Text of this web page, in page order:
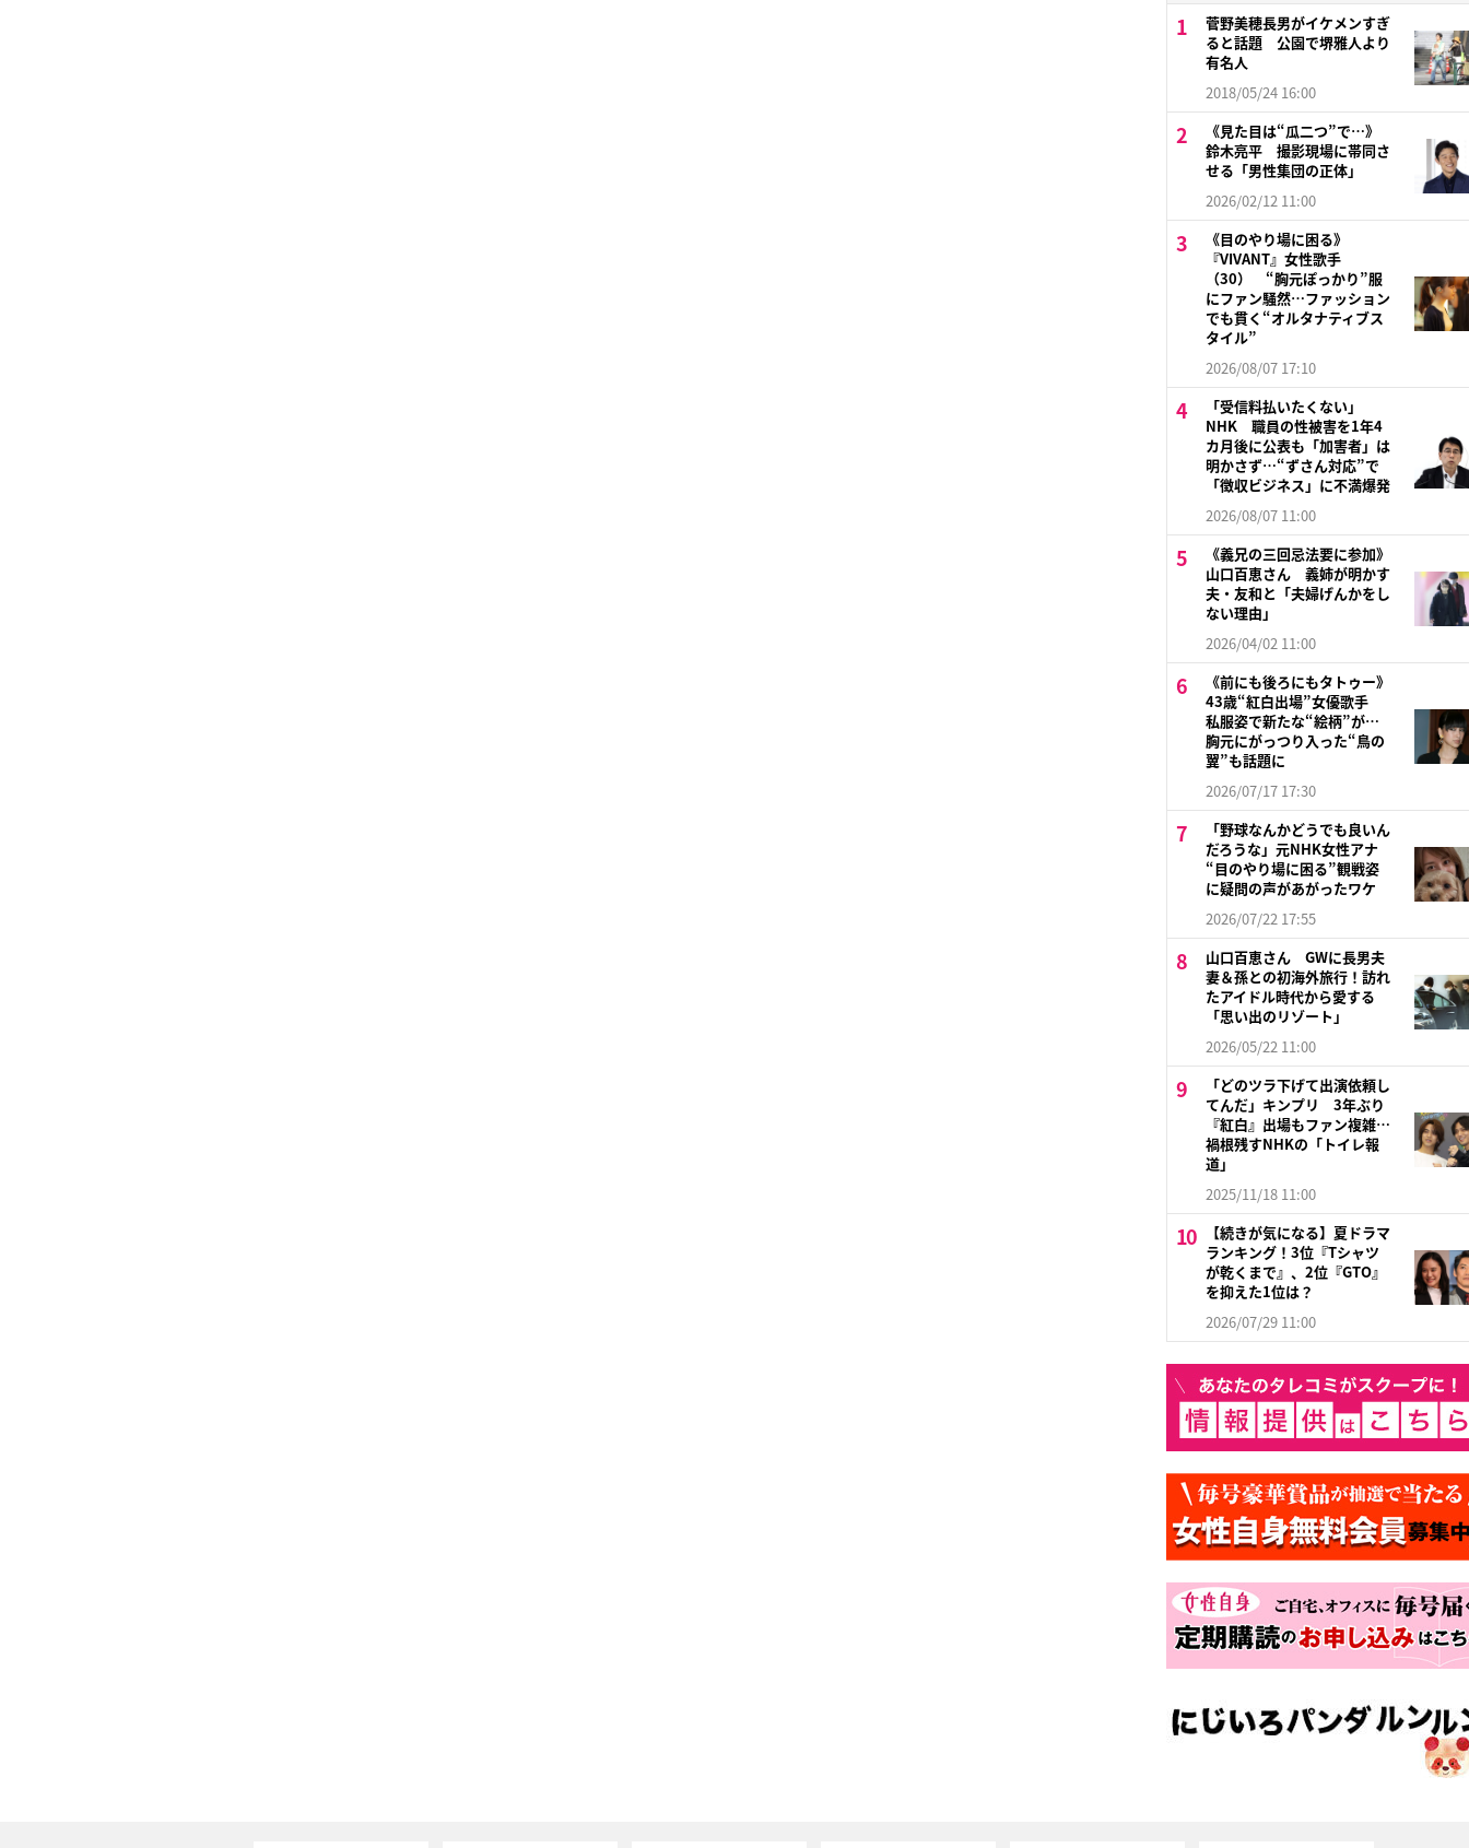
菅野美穂長男がイケメンすぎ
ると話題 公園で堺雅人より
有名人
2018/05/24 16:00
《見た目は“瓜二つ”で…》
鈴木亮平 撮影現場に帯同さ
せる「男性集団の正体」
2026/02/12 11:00
《目のやり場に困る》
『VIVANT』女性歌手
（30） “胸元ぽっかり”服
にファン騒然…ファッション
でも貫く“オルタナティブス
タイル”
2026/08/07 17:10
「受信料払いたくない」
NHK 職員の性被害を1年4
カ月後に公表も「加害者」は
明かさず…“ずさん対応”で
「徴収ビジネス」に不満爆発
2026/08/07 11:00
《義兄の三回忌法要に参加》
山口百恵さん 義姉が明かす
夫・友和と「夫婦げんかをし
ない理由」
2026/04/02 11:00
《前にも後ろにもタトゥー》
43歳“紅白出場”女優歌手
私服姿で新たな“絵柄”が…
胸元にがっつり入った“鳥の
翼”も話題に
2026/07/17 17:30
「野球なんかどうでも良いん
だろうな」元NHK女性アナ
“目のやり場に困る”観戦姿
に疑問の声があがったワケ
2026/07/22 17:55
山口百恵さん GWに長男夫
妻＆孫との初海外旅行！訪れ
たアイドル時代から愛する
「思い出のリゾート」
2026/05/22 11:00
「どのツラ下げて出演依頼し
てんだ」キンプリ 3年ぶり
『紅白』出場もファン複雑…
禍根残すNHKの「トイレ報
道」
2025/11/18 11:00
【続きが気になる】夏ドラマ
ランキング！3位『Tシャツ
が乾くまで』、2位『GTO』
を抑えた1位は？
2026/07/29 11:00